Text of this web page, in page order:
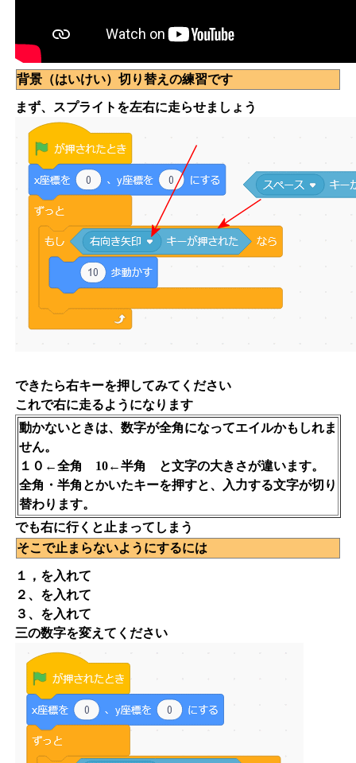
背景（はいけい）切り替えの練習です
まず、スプライトを左右に走らせましょう
できたら右キーを押してみてください
これで右に走るようになります
動かないときは、数字が全角になってエイルかもしれま
せん。
１０←全角 10←半角 と文字の大きさが違います。
全角・半角とかいたキーを押すと、入力する文字が切り
替わります。
でも右に行くと止まってしまう
そこで止まらないようにするには
１，を入れて
２、を入れて
３、を入れて
三の数字を変えてください